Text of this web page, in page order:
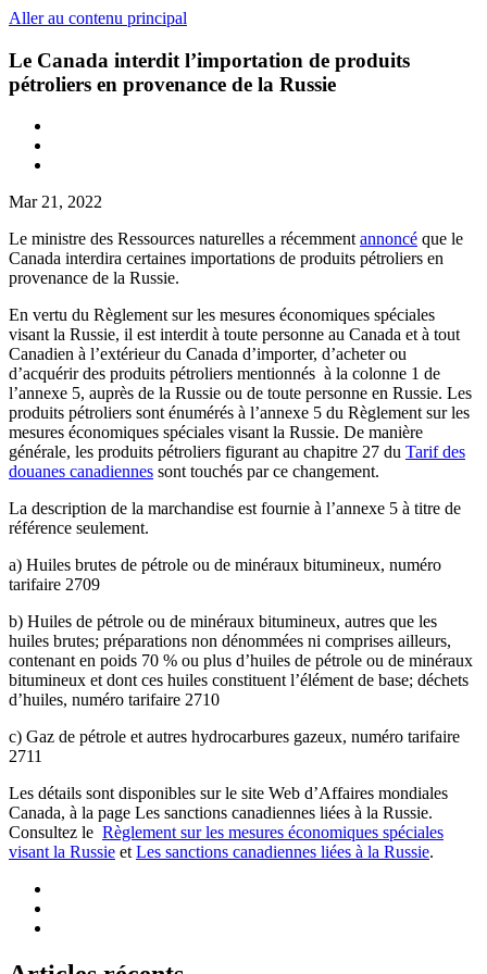
Aller au contenu principal
Le Canada interdit l’importation de produits
pétroliers en provenance de la Russie
Mar 21, 2022
Le ministre des Ressources naturelles a récemmentannoncé que le
Canada interdira certaines importations de produits pétroliers en
provenance de la Russie.
En vertu du Règlement sur les mesures économiques spéciales
visant la Russie, il est interdit à toute personne au Canada et à tout
Canadien à l’extérieur du Canada d’importer, d’acheter ou
d’acquérir des produits pétroliers mentionnés à la colonne 1 de
l’annexe 5, auprès de la Russie ou de toute personne en Russie. Les
produits pétroliers sont énumérés à l’annexe 5 du Règlement sur les
mesures économiques spéciales visant la Russie. De manière
générale, les produits pétroliers figurant au chapitre 27 du Tarif des
douanes canadiennes sont touchés par ce changement.
La description de la marchandise est fournie à l’annexe 5 à titre de
référence seulement.
a) Huiles brutes de pétrole ou de minéraux bitumineux, numéro
tarifaire 2709
b) Huiles de pétrole ou de minéraux bitumineux, autres que les
huiles brutes; préparations non dénommées ni comprises ailleurs,
contenant en poids 70 % ou plus d’huiles de pétrole ou de minéraux
bitumineux et dont ces huiles constituent l’élément de base; déchets
d’huiles, numéro tarifaire 2710
c) Gaz de pétrole et autres hydrocarbures gazeux, numéro tarifaire
2711
Les détails sont disponibles sur le site Web d’Affaires mondiales
Canada, à la page Les sanctions canadiennes liées à la Russie.
Consultez le Règlement sur les mesures économiques spéciales
visant la Russie etLes sanctions canadiennes liées à la Russie.